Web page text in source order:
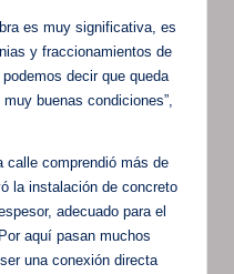
es muy significativa, es
y fraccionamientos de
decir que queda
buenas condiciones”,
calle comprendió más de
la instalación de concreto
adecuado para el
aquí pasan muchos
una conexión directa